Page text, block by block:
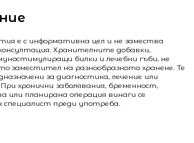
е с информативна цел и не замества
Хранителните добавки,
билки и лечебни гъби, не
заместител на разнообразното хранене. Те
за диагностика, лечение или
хронични заболявания, бременност,
или планирана операция винаги се
специалист преди употреба.